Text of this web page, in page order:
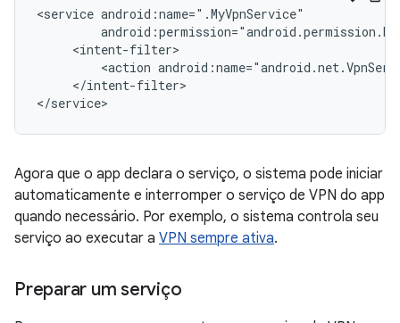
<service
<action
</intent-filter>
Agora que o app declara o serviço, o sistema pode iniciar
automaticamente e interromper o serviço de VPN do app
quando necessário. Por exemplo, o sistema controla seu
serviço ao executar a VPN sempre ativa.
Preparar um serviço